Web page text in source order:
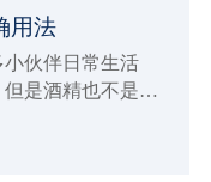
用法
伙伴日常生活
是酒精也不是随
也可以对照一下